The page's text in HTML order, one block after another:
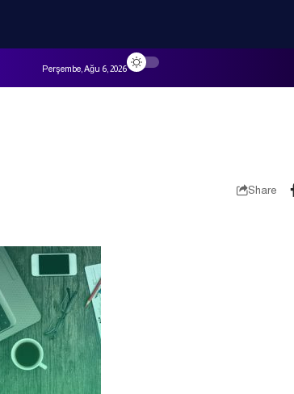
Perşembe, Ağu 6, 2026
Share